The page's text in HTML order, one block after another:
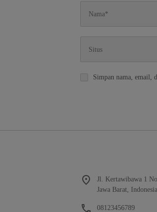
Simpan nama, email,
Jl. Kertawibawa 1
Jawa Barat, Indonesia
08123456789